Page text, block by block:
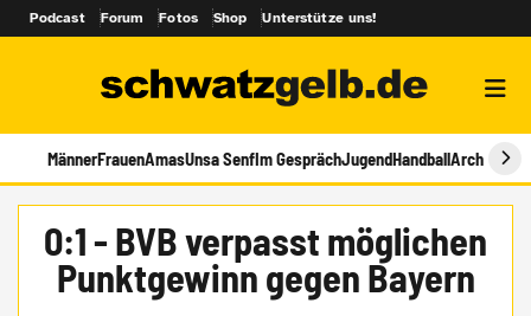
Podcast Forum Fotos Shop Unterstütze uns!
MännerFrauenAmasUnsa SenfIm GesprächJugendHandballArchiv
0:1 - BVB verpasst möglichen
Punktgewinn gegen Bayern